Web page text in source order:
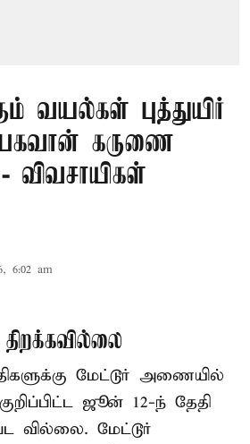
வயல்கள் புத்துயிர்
கருணை
விவசாயிகள்
6:02 am
மேட்டூர் அணையில்
ஜூன் 12-ந் தேதி
வில்லை. மேட்டூர்